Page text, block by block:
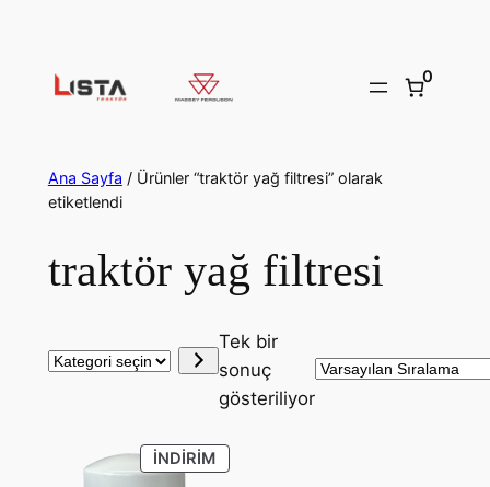
0
Ana Sayfa / Ürünler “traktör yağ filtresi” olarak
etiketlendi
traktör yağ filtresi
Kategori
Tek bir
sonuç
gösteriliyor
İNDIRIMİNDIRIMDEKI
ÜRÜN